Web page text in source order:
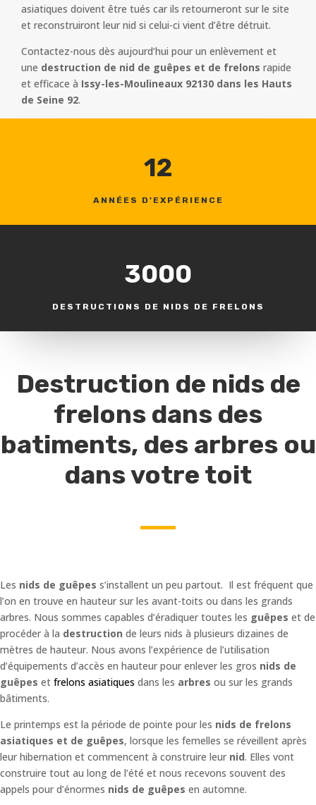
asiatiques doivent être tués car ils retourneront sur le site
et reconstruiront leur nid si celui-ci vient d’être détruit.
Contactez-nous dès aujourd’hui pour un enlèvement et
une destruction de nid de guêpes et de frelons rapide
et efficace à Issy-les-Moulineaux 92130 dans les Hauts
de Seine 92.
12
ANNÉES D'EXPÉRIENCE
3000
DESTRUCTIONS DE NIDS DE FRELONS
Destruction de nids de
frelons dans des
batiments, des arbres ou
dans votre toit
Les nids de guêpes s’installent un peu partout. Il est fréquent que
l’on en trouve en hauteur sur les avant-toits ou dans les grands
arbres. Nous sommes capables d’éradiquer toutes les guêpes et de
procéder à la destruction de leurs nids à plusieurs dizaines de
mètres de hauteur. Nous avons l’expérience de l’utilisation
d’équipements d’accès en hauteur pour enlever les gros nids de
guêpes et frelons asiatiques dans les arbres ou sur les grands
bâtiments.
Le printemps est la période de pointe pour les nids de frelons
asiatiques et de guêpes, lorsque les femelles se réveillent après
leur hibernation et commencent à construire leur nid. Elles vont
construire tout au long de l’été et nous recevons souvent des
appels pour d’énormes nids de guêpes en automne.